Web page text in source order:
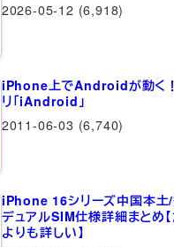
2026-05-12 (6,918)
iPhone上でAndroidが動く
リ「iAndroid」
2011-06-03 (6,740)
iPhone 16シリーズ中国本土
デュアルSIM仕様詳細まとめ
よりも詳しい】